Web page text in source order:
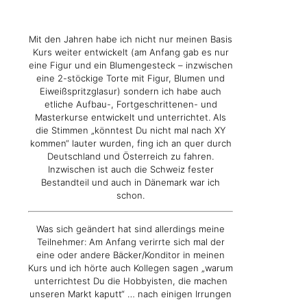
Mit den Jahren habe ich nicht nur meinen Basis
Kurs weiter entwickelt (am Anfang gab es nur
eine Figur und ein Blumengesteck – inzwischen
eine 2-stöckige Torte mit Figur, Blumen und
Eiweißspritzglasur) sondern ich habe auch
etliche Aufbau-, Fortgeschrittenen- und
Masterkurse entwickelt und unterrichtet. Als
die Stimmen „könntest Du nicht mal nach XY
kommen“ lauter wurden, fing ich an quer durch
Deutschland und Österreich zu fahren.
Inzwischen ist auch die Schweiz fester
Bestandteil und auch in Dänemark war ich
schon.
Was sich geändert hat sind allerdings meine
Teilnehmer: Am Anfang verirrte sich mal der
eine oder andere Bäcker/Konditor in meinen
Kurs und ich hörte auch Kollegen sagen „warum
unterrichtest Du die Hobbyisten, die machen
unseren Markt kaputt“ … nach einigen Irrungen